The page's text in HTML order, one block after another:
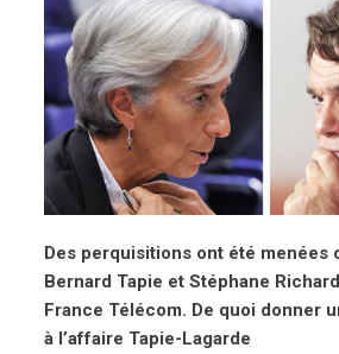
Des perquisitions ont été menées
Bernard Tapie et Stéphane
France Télécom. De quoi donner
à l’affaire Tapie-Lagarde